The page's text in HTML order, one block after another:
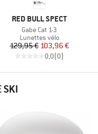
MARQUE
RED BULL SPECT
Article
Gabe Cat 1-3
Product group
Lunettes vélo
Prix
129,95 €Prix réduit
103,96 €
0,0(0)
SKI